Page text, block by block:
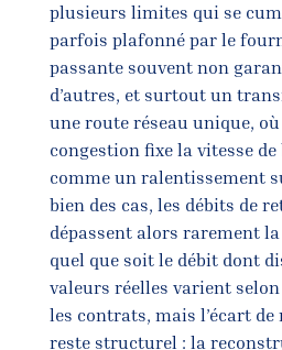
plusieurs limites qui se
parfois plafonné par le
passante souvent non
d’autres, et surtout un
une route réseau unique,
congestion fixe la vitesse
comme un ralentissement
bien des cas, les débits de
dépassent alors rarement
quel que soit le débit dont
valeurs réelles varient
les contrats, mais l’écart
reste structurel : la